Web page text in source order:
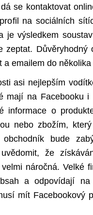
se kontaktovat
na sociálních
je výsledkem
zeptat. Důvěryhodný
a emailem do
asi nejlepším
mají na Facebooku
informace o
nebo zbožím,
bude
že
náročná. Velké
a odpovídají na
mít Facebookový